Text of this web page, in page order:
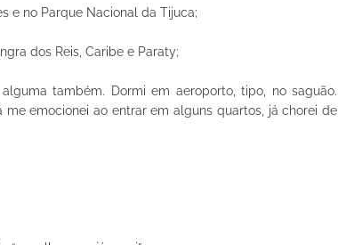
e no Parque Nacional da Tijuca;
dos Reis, Caribe e Paraty;
também. Dormi em aeroporto, tipo, no saguão.
emocionei ao entrar em alguns quartos, já chorei de